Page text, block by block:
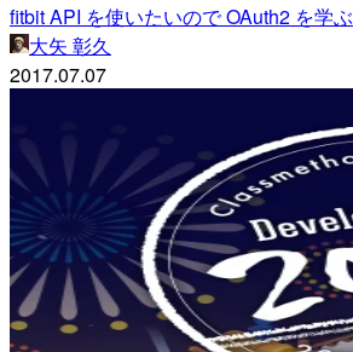
fitbit API を使いたいので OAuth2 を学ぶ
大矢 彰久
2017.07.07